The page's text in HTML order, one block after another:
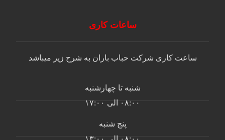
ساعات کاری
ساعت کاری شرکت حباب باران به شرح زیر میباشد
شنبه تا چهارشنبه
۰۸:۰۰ الی ۱۷:۰۰
پنج شنبه